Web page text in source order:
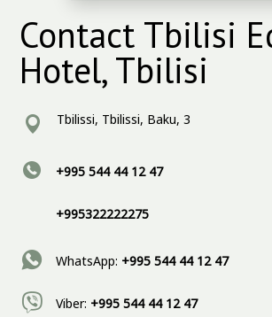
Contact Tbilisi
Hotel, Tbilisi
Tbilissi, Tbilissi, Baku, 3
+995 544 44 12 47
+995322222275
WhatsApp: +995 544 44 12 47
Viber: +995 544 44 12 47